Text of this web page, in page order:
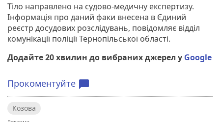
Тіло направлено на судово-медичну експертизу.
Інформація про даний факи внесена в Єдиний
реєстр досудових розслідувань, повідомляє відділ
комунікації поліції Тернопільської області.
Додайте 20 хвилин до вибраних джерел у Google
Прокоментуйте chat_bubble
Козова